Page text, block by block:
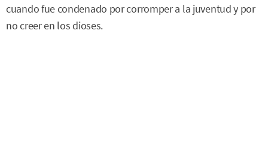
cuando fue condenado por corromper a la juventud y por
no creer en los dioses.